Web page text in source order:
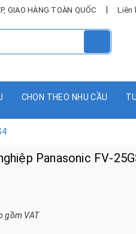
GIAO HÀNG TOÀN QUỐC Liên
CHỌN THEO NHU CẦU
Panasonic FV-
gồm VAT